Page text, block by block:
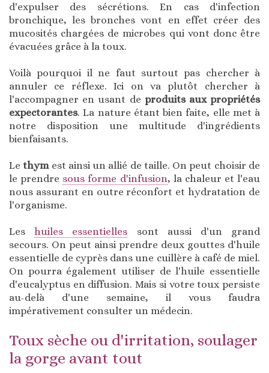
d'expulser des sécrétions. En cas d'infection
bronchique, les bronches vont en effet créer des
mucosités chargées de microbes qui vont donc être
évacuées grâce à la toux.
Voilà pourquoi il ne faut surtout pas chercher à
annuler ce réflexe. Ici on va plutôt chercher à
l'accompagner en usant de produits aux propriétés
expectorantes. La nature étant bien faite, elle met à
notre disposition une multitude d'ingrédients
bienfaisants.
Le thym est ainsi un allié de taille. On peut choisir de
le prendre sous forme d'infusion, la chaleur et l'eau
nous assurant en outre réconfort et hydratation de
l'organisme.
Leshuiles essentielles sont aussi d'un grand
secours. On peut ainsi prendre deux gouttes d'huile
essentielle de cyprès dans une cuillère à café de miel.
On pourra également utiliser de l'huile essentielle
d'eucalyptus en diffusion. Mais si votre toux persiste
au-delà d'une semaine, il vous faudra
impérativement consulter un médecin.
Toux sèche ou d'irritation, soulager
la gorge avant tout